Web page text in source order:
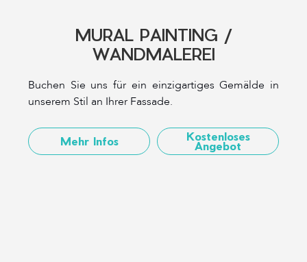
MURAL PAINTING /
WANDMALEREI
Buchen Sie uns für ein einzigartiges Gemälde in
unserem Stil an Ihrer Fassade.
Mehr Infos Kostenloses
Angebot